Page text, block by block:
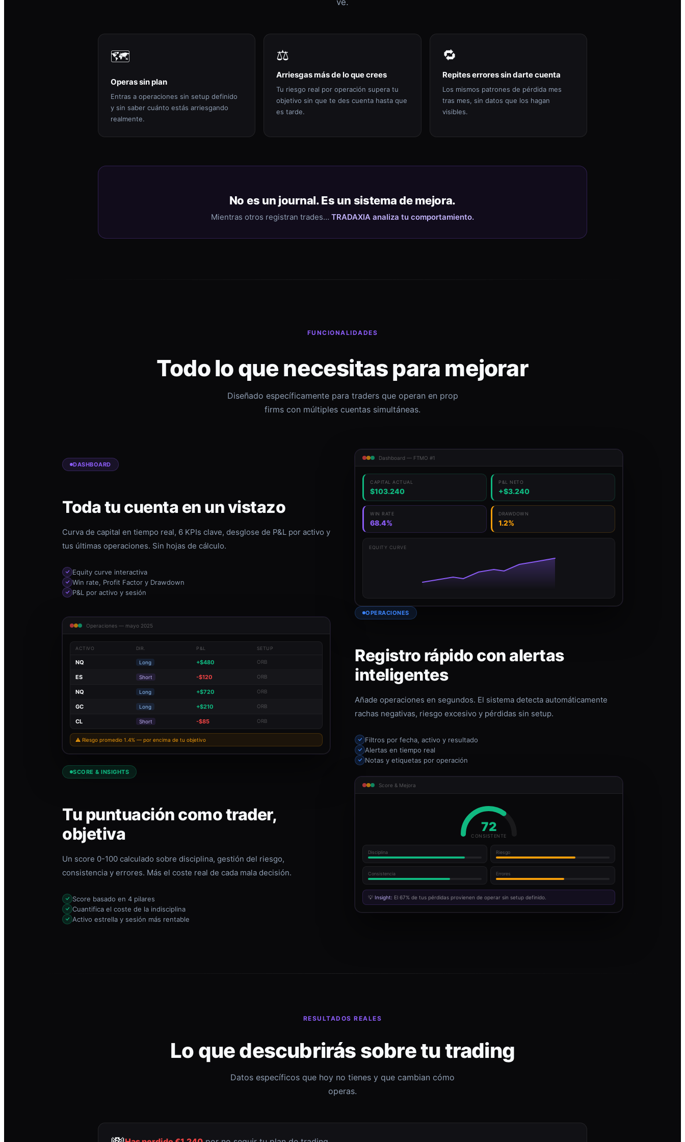
ve.
🗺️
Operas sin plan
Entras a operaciones sin setup definido
y sin saber cuánto estás arriesgando
realmente.
⚖️
Arriesgas más de lo que crees
Tu riesgo real por operación supera tu
objetivo sin que te des cuenta hasta que
es tarde.
🔁
Repites errores sin darte cuenta
Los mismos patrones de pérdida mes
tras mes, sin datos que los hagan
visibles.
No es un journal. Es un sistema de mejora.
Mientras otros registran trades… TRADAXIA analiza tu comportamiento.
FUNCIONALIDADES
Todo lo que necesitas para mejorar
Diseñado específicamente para traders que operan en prop
firms con múltiples cuentas simultáneas.
DASHBOARD
Toda tu cuenta en un vistazo
Curva de capital en tiempo real, 6 KPIs clave, desglose de P&L por activo y
tus últimas operaciones. Sin hojas de cálculo.
Equity curve interactiva
Win rate, Profit Factor y Drawdown
P&L por activo y sesión
Dashboard — FTMO #1
CAPITAL ACTUAL
$103.240
P&L NETO
+$3.240
WIN RATE
68.4%
DRAWDOWN
1.2%
EQUITY CURVE
Operaciones — mayo 2025
ACTIVO DIR. P&L SETUP
NQ Long +$480 ORB
ES Short -$120 ORB
NQ Long +$720 ORB
GC Long +$210 ORB
CL Short -$85 ORB
⚠ Riesgo promedio 1.4% — por encima de tu objetivo
OPERACIONES
Registro rápido con alertas
inteligentes
Añade operaciones en segundos. El sistema detecta automáticamente
rachas negativas, riesgo excesivo y pérdidas sin setup.
Filtros por fecha, activo y resultado
Alertas en tiempo real
Notas y etiquetas por operación
SCORE & INSIGHTS
Tu puntuación como trader,
objetiva
Un score 0-100 calculado sobre disciplina, gestión del riesgo,
consistencia y errores. Más el coste real de cada mala decisión.
Score basado en 4 pilares
Cuantifica el coste de la indisciplina
Activo estrella y sesión más rentable
Score & Mejora
72
CONSISTENTE
Disciplina Riesgo
Consistencia Errores
💡 Insight: El 67% de tus pérdidas provienen de operar sin setup definido.
RESULTADOS REALES
Lo que descubrirás sobre tu trading
Datos específicos que hoy no tienes y que cambian cómo
operas.